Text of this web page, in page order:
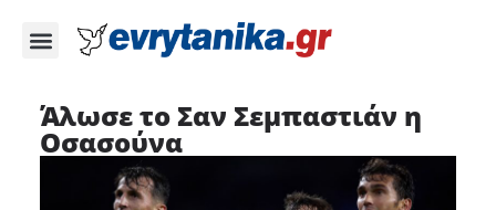
Άλωσε το Σαν Σεμπαστιάν η
Οσασούνα